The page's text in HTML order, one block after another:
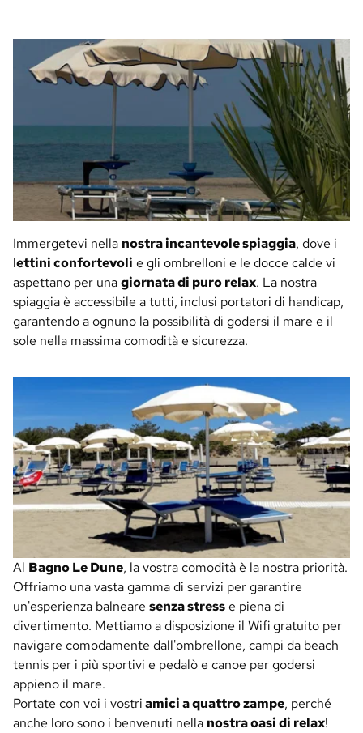
Immergetevi nella nostra incantevole spiaggia, dove i
lettini confortevoli e gli ombrelloni e le docce calde vi
aspettano per unagiornata di puro relax. La nostra
spiaggia è accessibile a tutti, inclusi portatori di handicap,
garantendo a ognuno la possibilità di godersi il mare e il
sole nella massima comodità e sicurezza.
Al Bagno Le Dune, la vostra comodità è la nostra priorità.
Offriamo una vasta gamma di servizi per garantire
un'esperienza balneare senza stresse piena di
divertimento. Mettiamo a disposizione il Wifi gratuito per
navigare comodamente dall'ombrellone, campi da beach
tennis per i più sportivi e pedalò e canoe per godersi
appieno il mare.
Portate con voi i vostriamici a quattro zampe, perché
anche loro sono i benvenuti nella nostra oasi di relax!